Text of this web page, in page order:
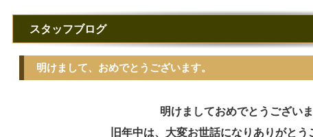
スタッフブログ
明けまして、おめでとうございます。
明けましておめでとうございま
旧年中は、大変お世話になりありがとう